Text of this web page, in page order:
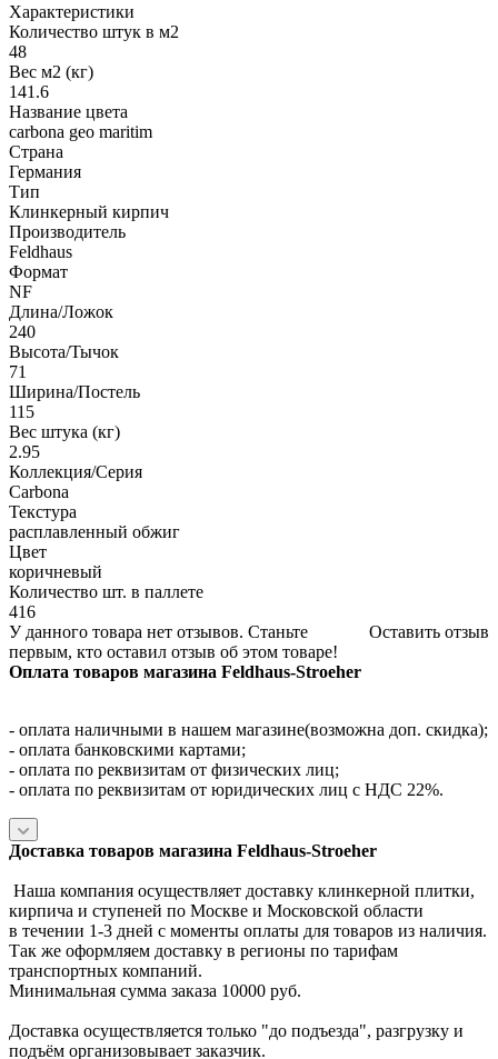
Характеристики
Количество штук в м2
48
Вес м2 (кг)
141.6
Название цвета
carbona geo maritim
Страна
Германия
Тип
Клинкерный кирпич
Производитель
Feldhaus
Формат
NF
Длина/Ложок
240
Высота/Тычок
71
Ширина/Постель
115
Вес штука (кг)
2.95
Коллекция/Серия
Carbona
Текстура
расплавленный обжиг
Цвет
коричневый
Количество шт. в паллете
416
Оставить отзыв
У данного товара нет отзывов. Станьте
первым, кто оставил отзыв об этом товаре!
Оплата товаров магазина Feldhaus-Stroeher
- оплата наличными в нашем магазине(возможна доп. скидка);
- оплата банковскими картами;
- оплата по реквизитам от физических лиц;
- оплата по реквизитам от юридических лиц с НДС 22%.
Доставка товаров магазина Feldhaus-Stroeher
Наша компания осуществляет доставку клинкерной плитки,
кирпича и ступеней по Москве и Московской области
в течении 1-3 дней с моменты оплаты для товаров из наличия.
Так же оформляем доставку в регионы по тарифам
транспортных компаний.
Минимальная сумма заказа 10000 руб.
Доставка осуществляется только "до подъезда", разгрузку и
подъём организовывает заказчик.